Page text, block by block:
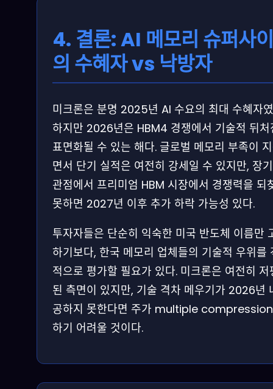
4. 결론: AI 메모리 슈퍼사
의 수혜자 vs 낙방자
미크론은 분명 2025년 AI 수요의 최대 수혜자
하지만 2026년은 HBM4 경쟁에서 기술적 뒤처
표면화될 수 있는 해다. 글로벌 메모리 부족이
면서 단기 실적은 여전히 강세일 수 있지만, 장
관점에서 프리미엄 HBM 시장에서 경쟁력을 되
못하면 2027년 이후 추가 하락 가능성 있다.
투자자들은 단순히 익숙한 미국 반도체 이름만
하기보다, 한국 메모리 업체들의 기술적 우위를
적으로 평가할 필요가 있다. 미크론은 여전히 저
된 측면이 있지만, 기술 격차 메우기가 2026년
공하지 못한다면 주가 multiple
하기 어려울 것이다.